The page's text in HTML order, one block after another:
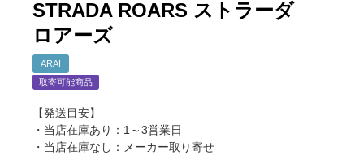
STRADA ROARS ストラーダ
ロアーズ
ARAI
取寄可能商品
【発送目安】
・当店在庫あり：1～3営業日
・当店在庫なし：メーカー取り寄せ